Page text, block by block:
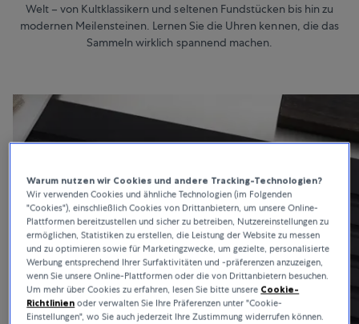
Welt – von Kultklassikern und seltenen Fundstücken bis hin zu
modernen Meilensteinen. Lernen Sie die Uhren kennen, die das
Sammeln wirklich spannend machen.
Warum nutzen wir Cookies und andere Tracking-Technologien?
Wir verwenden Cookies und ähnliche Technologien (im Folgenden
"Cookies"), einschließlich Cookies von Drittanbietern, um unsere Online-
Plattformen bereitzustellen und sicher zu betreiben, Nutzereinstellungen zu
ermöglichen, Statistiken zu erstellen, die Leistung der Website zu messen
und zu optimieren sowie für Marketingzwecke, um gezielte, personalisierte
Werbung entsprechend Ihrer Surfaktivitäten und -präferenzen anzuzeigen,
wenn Sie unsere Online-Plattformen oder die von Drittanbietern besuchen.
Um mehr über Cookies zu erfahren, lesen Sie bitte unsere Cookie-
Richtlinien oder verwalten Sie Ihre Präferenzen unter "Cookie-
Einstellungen", wo Sie auch jederzeit Ihre Zustimmung widerrufen können.